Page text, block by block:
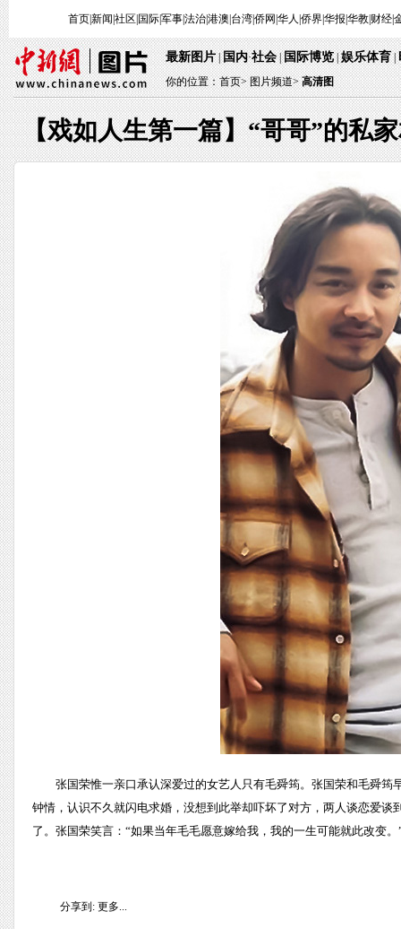
首页|新闻 社区 国际|军事|法治|港澳 台湾|侨网 华人 侨界|华报 华教| 财经|
最新图片|国内·社会|国际博览|娱乐体育|
你的位置：首页>图片频道> 高清图
【戏如人生第一篇】“哥哥”的私
张国荣惟一亲口承认深爱过的女艺人只有毛舜筠。张国荣和毛舜
钟情，认识不久就闪电求婚，没想到此举却吓坏了对方，两人谈恋爱
了。张国荣笑言：“如果当年毛毛愿意嫁给我，我的一生可能就此改变。
分享到: 更多...